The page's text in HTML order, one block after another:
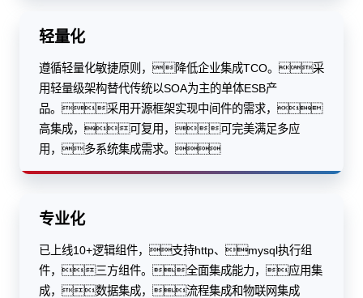
轻量化
遵循轻量化敏捷原则，降低企业集成TCO。采
用轻量级架构替代传统以SOA为主的单体ESB产
品。采用开源框架实现中间件的需求，
高集成，可复用，可完美满足多应
用，多系统集成需求。
专业化
已上线10+逻辑组件，支持http、mysql执行组
件，三方组件。全面集成能力，应用集
成，数据集成，流程集成和物联网集成